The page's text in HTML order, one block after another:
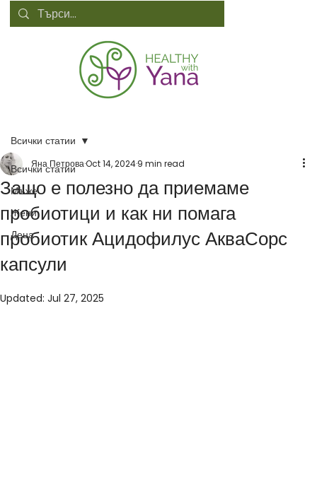
Всички статии
Мъже
Жени
Деца
Всички статии
Защо е полезно да приемаме
пробиотици и как ни помага
пробиотик Ацидофилус АкваСорс
капсули
Яна ПетроваOct 14, 20249 min read
Updated: Jul 27, 2025